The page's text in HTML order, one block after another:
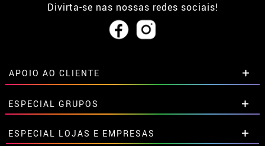
Divirta-se nas nossas redes sociais!
APOIO AO CLIENTE
• Sobre nós
• Condições de venda
• Aviso legal ePrivacidade
ESPECIAL GRUPOS
Descontos especiais para grupos.
ESPECIAL LOJAS E EMPRESAS